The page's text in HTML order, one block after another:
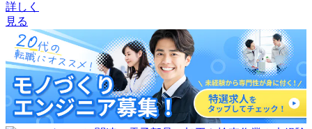
詳しく
見る